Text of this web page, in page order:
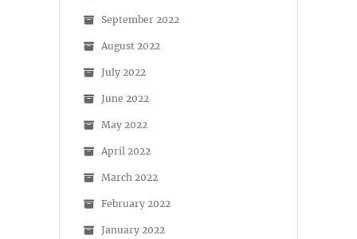
September 2022
August 2022
July 2022
June 2022
May 2022
April 2022
March 2022
February 2022
January 2022